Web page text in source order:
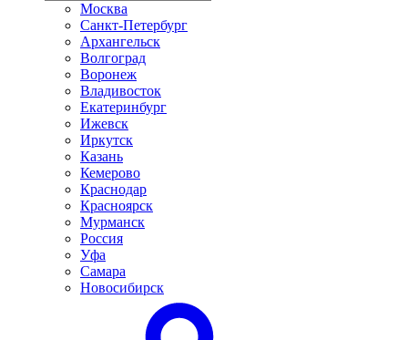
Москва
Санкт-Петербург
Архангельск
Волгоград
Воронеж
Владивосток
Екатеринбург
Ижевск
Иркутск
Казань
Кемерово
Краснодар
Красноярск
Мурманск
Россия
Уфа
Самара
Новосибирск